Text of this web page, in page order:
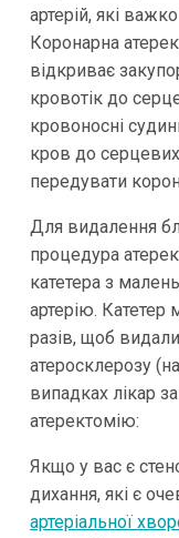
артерій, які
Коронарна
відкриває
кровотік до
кровоносні
кров до
передувати
Для видалення
процедура
катетера з
артерію. Катетер
разів, щоб
атеросклерозу
випадках лікар
атеректомію:
Якщо у вас є
дихання, які є
артеріальної